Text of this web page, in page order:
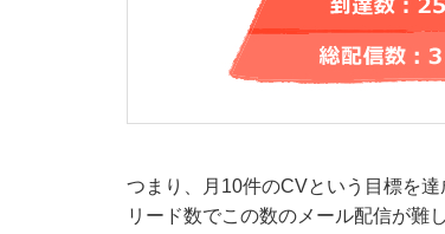
つまり、月10件のCVという目標を
リード数でこの数のメール配信が難